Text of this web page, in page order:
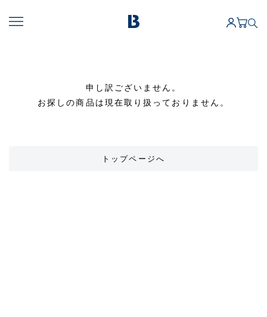
申し訳ございません。
お探しの商品は現在取り扱っておりません。
トップページへ